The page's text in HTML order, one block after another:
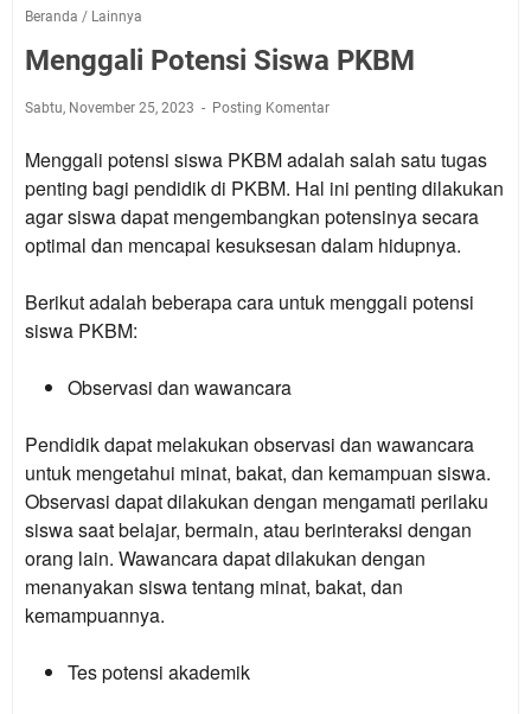
Beranda / Lainnya
Menggali Potensi Siswa PKBM
Sabtu, November 25, 2023 Posting Komentar
Menggali potensi siswa PKBM adalah salah satu tugas
penting bagi pendidik di PKBM. Hal ini penting dilakukan
agar siswa dapat mengembangkan potensinya secara
optimal dan mencapai kesuksesan dalam hidupnya.
Berikut adalah beberapa cara untuk menggali potensi
siswa PKBM:
Observasi dan wawancara
Pendidik dapat melakukan observasi dan wawancara
untuk mengetahui minat, bakat, dan kemampuan siswa.
Observasi dapat dilakukan dengan mengamati perilaku
siswa saat belajar, bermain, atau berinteraksi dengan
orang lain. Wawancara dapat dilakukan dengan
menanyakan siswa tentang minat, bakat, dan
kemampuannya.
Tes potensi akademik